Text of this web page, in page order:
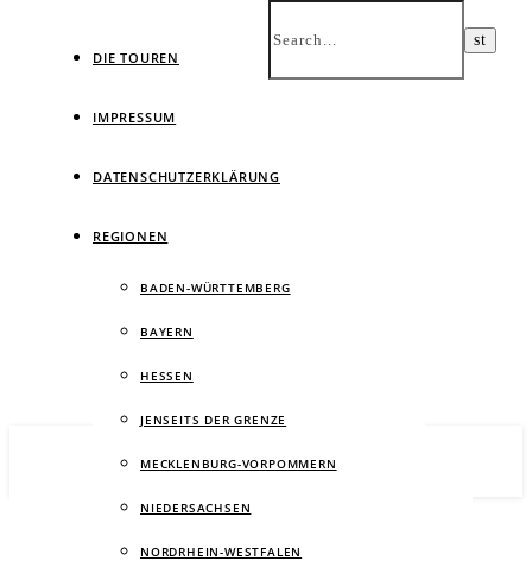
DIE TOUREN
IMPRESSUM
DATENSCHUTZERKLÄRUNG
REGIONEN
BADEN-WÜRTTEMBERG
BAYERN
HESSEN
JENSEITS DER GRENZE
MECKLENBURG-VORPOMMERN
NIEDERSACHSEN
NORDRHEIN-WESTFALEN